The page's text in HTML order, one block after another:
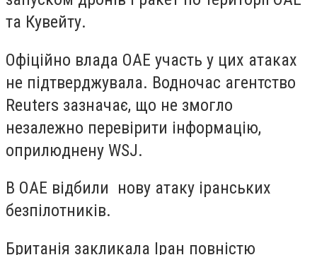
та Кувейту.
Офіційно влада ОАЕ участь у цих атаках
не підтверджувала. Водночас агентство
Reuters зазначає, що не змогло
незалежно перевірити інформацію,
оприлюднену WSJ.
В ОАЕ відбили нову атаку іранських
безпілотників.
Британія закликала Іран повністю